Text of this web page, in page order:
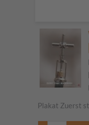
Plakat Zuerst